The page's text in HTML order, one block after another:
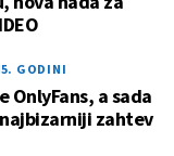
GODINI
OnlyFans, a sada
zahtev